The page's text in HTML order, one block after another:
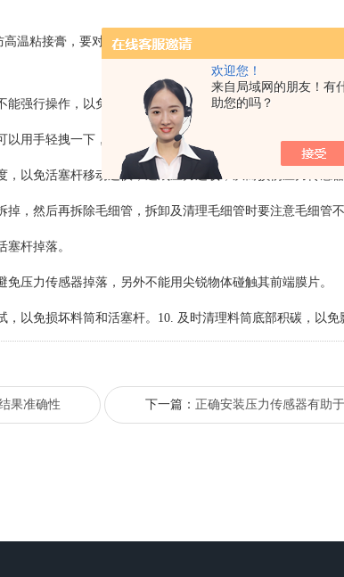
欢迎您！
来自局域网的朋友！有
助您的吗？
温粘接膏，要对正丝口，待温度稳定后，再进行锁紧，安
能强行操作，以免损坏针脚。
用手轻拽一下，避免活塞杆掉落发生损坏。 4. 在反复加料
以免活塞杆移动过快，造成压力过载，从而损伤压力传感器
，然后再拆除毛细管，拆卸及清理毛细管时要注意毛细管不
杆掉落。
压力传感器掉落，另外不能用尖锐物体碰触其前端膜片。
以免损坏料筒和活塞杆。 10. 及时清理料筒底部积碳，以免
果准确性 下一篇： 正确安装压力传感器有助